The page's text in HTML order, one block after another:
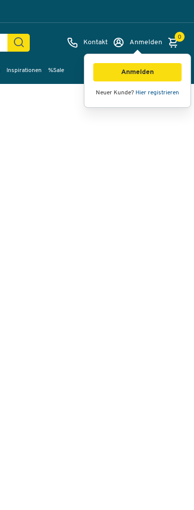
Kontakt Anmelden
Anmelden
Neuer Kunde? Hier registrieren
0
Inspirationen %Sale
Videos 360°-Ansicht